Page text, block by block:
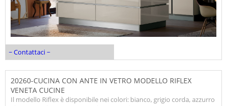
~ Contattaci ~
20260-CUCINA CON ANTE IN VETRO MODELLO RIFLEX
VENETA CUCINE
Il modello Riflex è disponibile nei colori: bianco, grigio corda, azzurro